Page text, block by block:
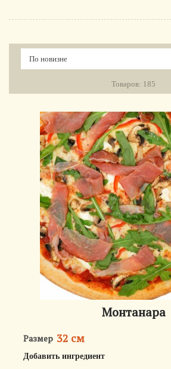
Товаров: 185
Монтанара
Размер 32 см
Добавить ингредиент